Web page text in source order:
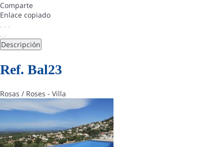
Comparte
Enlace copiado
Descripción
Ref. Bal23
Rosas / Roses - Villa